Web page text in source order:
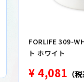
FORLIFE 309-
ト ホワイト
¥ 4,081 （